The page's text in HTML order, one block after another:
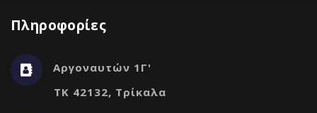
Πληροφορίες
Αργοναυτών 1Γ'
ΤΚ 42132, Τρίκαλα